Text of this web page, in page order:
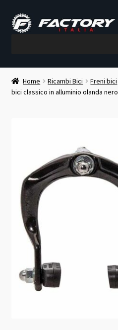
Vai
alla
Vai
al
Il mio account
Metodi di pagamento
Corso meccanico bici
Home Ricambi Bici Freni bici
bici classico in alluminio olanda nero